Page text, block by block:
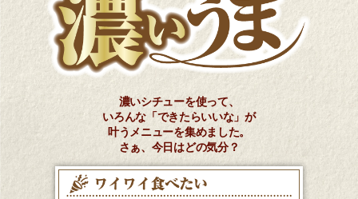
濃いシチューを使って、
いろんな「できたらいいな」が
叶うメニューを集めました。
さぁ、今日はどの気分？